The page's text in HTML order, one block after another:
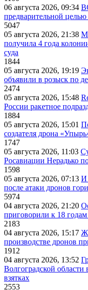
06 августа 2026, 09:34
предварительной
5047
05 августа 2026, 21:38
получила 4 года
суда
1844
05 августа 2026, 19:19
объявили в розыск по
2474
05 августа 2026, 15:48
России ракетное
1884
05 августа 2026, 15:01
создателя дрона
1747
05 августа 2026, 11:03
Росавиации Нерадько
1598
05 августа 2026, 07:13 И
после атаки дронов
5974
04 августа 2026, 21:20
приговорили к 18
2183
04 августа 2026, 15:17
производстве дронов
1912
04 августа 2026, 13:52
Волгоградской области
взятках
2553